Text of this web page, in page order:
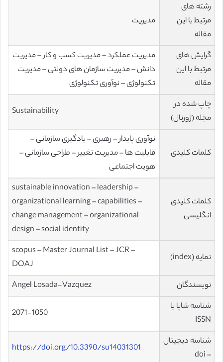
رشته های
مرتبط با این
مقاله
مدیریت
گرایش های
مرتبط با این
مقاله
مدیریت عملکرد – مدیریت کسب و کار – مدیریت
دانش – مدیریت سازمان های دولتی – مدیریت
تکنولوژی – نوآوری تکنولوژی
چاپ شده در
مجله (ژورنال)
Sustainability
کلمات کلیدی
نوآوری پایدار – رهبری – یادگیری سازمانی –
قابلیت ها – مدیریت تغییر – طراحی سازمانی –
هویت اجتماعی
کلمات کلیدی
انگلیسی
sustainable innovation – leadership –
organizational learning – capabilities –
change management – organizational
design – social identity
نمایه (index)
scopus – Master Journal List – JCR –
DOAJ
نویسندگان
Angel Losada-Vazquez
شناسه شاپا یا
ISSN
2071-1050
شناسه دیجیتال
– doi
https://doi.org/10.3390/su14031301